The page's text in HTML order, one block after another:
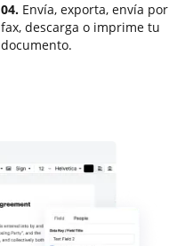
04. Envía, exporta, envía por
fax, descarga o imprime tu
documento.